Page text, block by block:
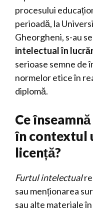
procesului
perioadă, la
Gheorgheni, s-au
intelectual în
serioase semne de
normelor etice în
diplomă.
Ce
în contextul
licență?
Furtul intelectual
sau menționarea
sau alte materiale